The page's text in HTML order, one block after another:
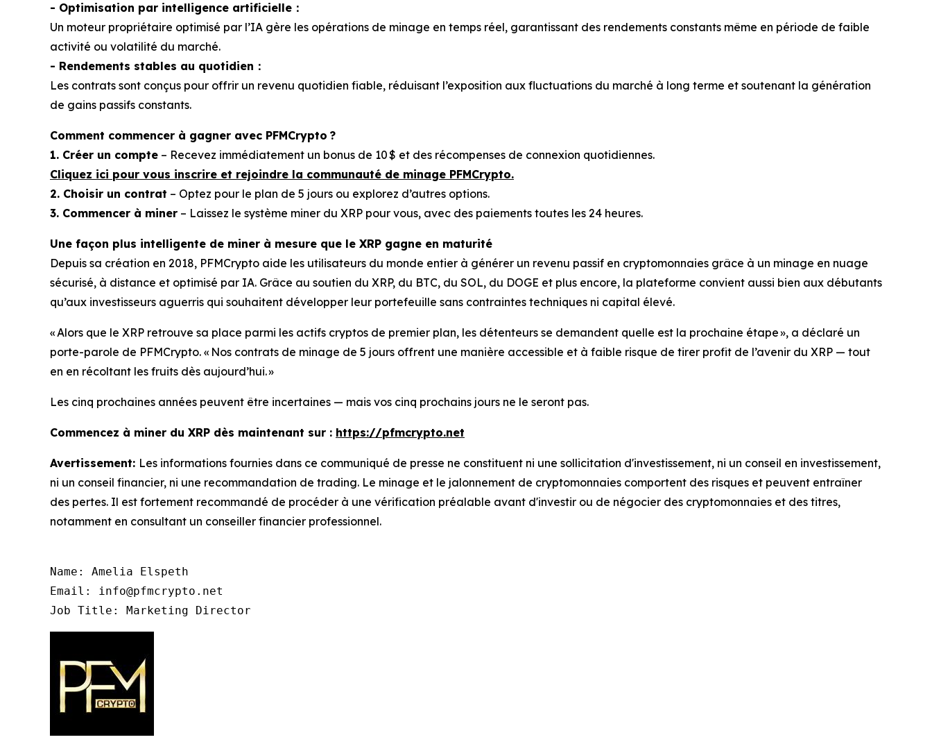
- Optimisation par intelligence artificielle：
Un moteur propriétaire optimisé par l’IA gère les opérations de minage en temps réel, garantissant des rendements constants même en période de faible
activité ou volatilité du marché.
- Rendements stables au quotidien：
Les contrats sont conçus pour offrir un revenu quotidien fiable, réduisant l’exposition aux fluctuations du marché à long terme et soutenant la génération
de gains passifs constants.
Comment commencer à gagner avec PFMCrypto ?
1. Créer un compte – Recevez immédiatement un bonus de 10 $ et des récompenses de connexion quotidiennes.
Cliquez ici pour vous inscrire et rejoindre la communauté de minage PFMCrypto.
2. Choisir un contrat – Optez pour le plan de 5 jours ou explorez d’autres options.
3. Commencer à miner – Laissez le système miner du XRP pour vous, avec des paiements toutes les 24 heures.
Une façon plus intelligente de miner à mesure que le XRP gagne en maturité
Depuis sa création en 2018, PFMCrypto aide les utilisateurs du monde entier à générer un revenu passif en cryptomonnaies grâce à un minage en nuage
sécurisé, à distance et optimisé par IA. Grâce au soutien du XRP, du BTC, du SOL, du DOGE et plus encore, la plateforme convient aussi bien aux débutants
qu’aux investisseurs aguerris qui souhaitent développer leur portefeuille sans contraintes techniques ni capital élevé.
« Alors que le XRP retrouve sa place parmi les actifs cryptos de premier plan, les détenteurs se demandent quelle est la prochaine étape », a déclaré un
porte-parole de PFMCrypto. « Nos contrats de minage de 5 jours offrent une manière accessible et à faible risque de tirer profit de l’avenir du XRP — tout
en en récoltant les fruits dès aujourd’hui. »
Les cinq prochaines années peuvent être incertaines — mais vos cinq prochains jours ne le seront pas.
Commencez à miner du XRP dès maintenant sur : https://pfmcrypto.net
Avertissement: Les informations fournies dans ce communiqué de presse ne constituent ni une sollicitation d'investissement, ni un conseil en investissement,
ni un conseil financier, ni une recommandation de trading. Le minage et le jalonnement de cryptomonnaies comportent des risques et peuvent entraîner
des pertes. Il est fortement recommandé de procéder à une vérification préalable avant d'investir ou de négocier des cryptomonnaies et des titres,
notamment en consultant un conseiller financier professionnel.
Name: Amelia Elspeth
Email: info@pfmcrypto.net
Job Title: Marketing Director